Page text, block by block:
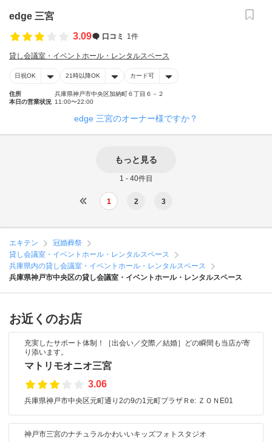
edge 三宮
3.09
口コミ 1件
貸し会議室・イベントホール・レンタルスペース
日祝OK 21時以降OK カード可
住所
兵庫県神戸市中央区加納町６丁目６－２
本日の営業状況 11:00〜22:00
edge 三宮のオーナー様ですか？
もっと見る
1 - 40件目
1 2 3
エキテン
冠婚葬祭
貸し会議室・イベントホール・レンタルスペース
兵庫県内の貸し会議室・イベントホール・レンタルスペース
兵庫県神戸市中央区の貸し会議室・イベントホール・レンタルスペース
お近くのお店
充実したサポート体制！［出会い／交際／結婚］どの瞬間も当店が寄
り添います。
マトリモオニオ三宮
3.06
兵庫県神戸市中央区元町通り2の9の1元町プラザＲe: ＺＯＮE01
神戸市三宮のナチュラルかわいいキッズフォトスタジオ